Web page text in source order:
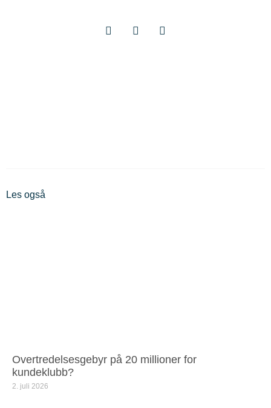
Les også
Overtredelsesgebyr på 20 millioner for
kundeklubb?
2. juli 2026